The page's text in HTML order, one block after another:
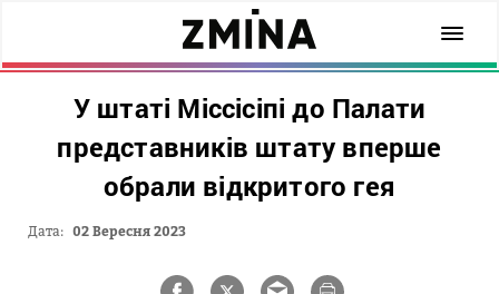
У штаті Міссісіпі до Палати
представників штату вперше
обрали відкритого гея
Дата: 02 Вересня 2023